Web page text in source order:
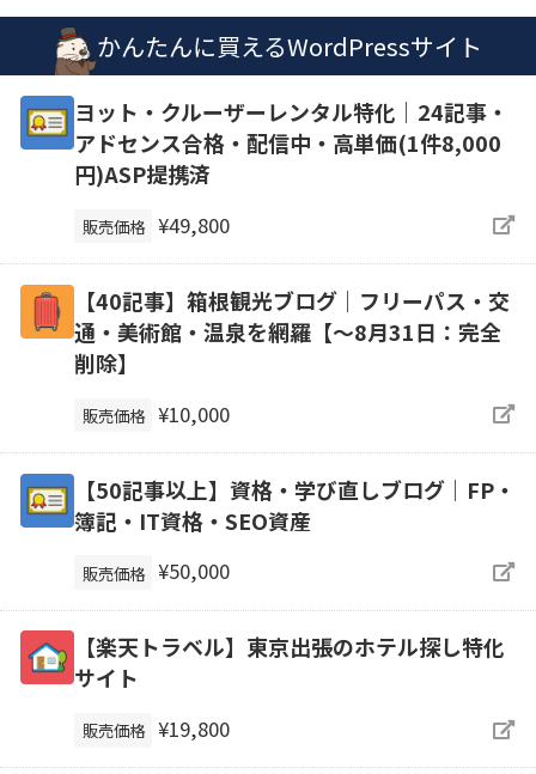
かんたんに買えるWordPressサイト
ヨット・クルーザーレンタル特化｜24記事・
アドセンス合格・配信中・高単価(1件8,000
円)ASP提携済
販売価格 ¥49,800
【40記事】箱根観光ブログ｜フリーパス・交
通・美術館・温泉を網羅【～8月31日：完全
削除】
販売価格 ¥10,000
【50記事以上】資格・学び直しブログ｜FP・
簿記・IT資格・SEO資産
販売価格 ¥50,000
【楽天トラベル】東京出張のホテル探し特化
サイト
販売価格 ¥19,800